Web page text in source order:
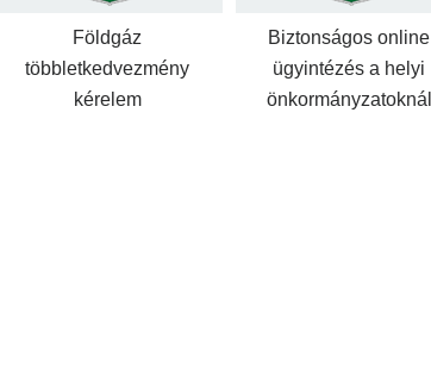
Földgáz
többletkedvezmény
kérelem
Biztonságos online
ügyintézés a helyi
önkormányzatoknál